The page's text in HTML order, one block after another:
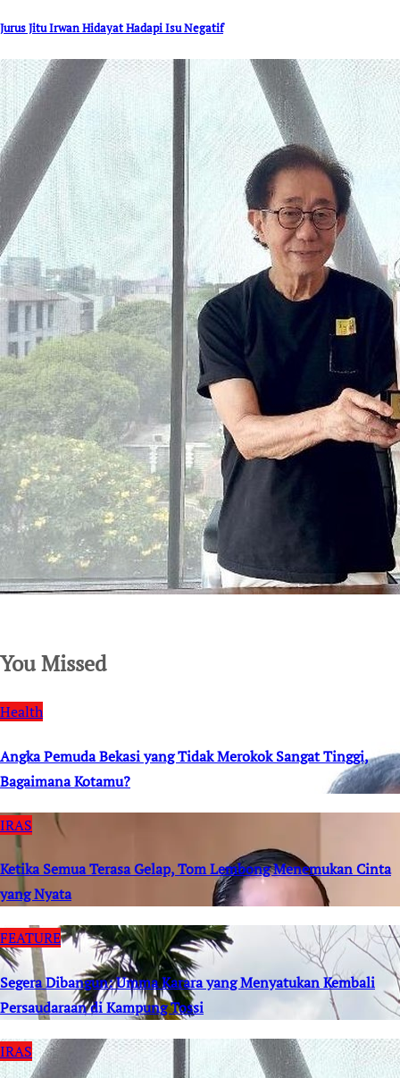
Jurus Jitu Irwan Hidayat Hadapi Isu Negatif
You Missed
Health
Angka Pemuda Bekasi yang Tidak Merokok Sangat Tinggi,
Bagaimana Kotamu?
IRAS
Ketika Semua Terasa Gelap, Tom Lembong Menemukan Cinta
yang Nyata
FEATURE
Segera Dibangun: Umma Karara yang Menyatukan Kembali
Persaudaraan di Kampung Tossi
IRAS